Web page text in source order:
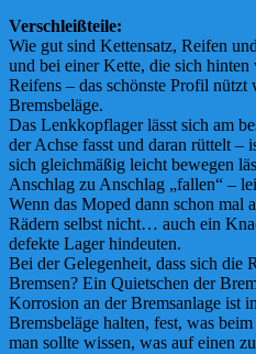
Verschleißteile:
Wie gut sind Kettensatz, Reifen
und bei einer Kette, die sich
Reifens – das schönste Profil
Bremsbeläge.
Das Lenkkopflager lässt sich am
der Achse fasst und daran rüttelt –
sich gleichmäßig leicht bewegen
Anschlag zu Anschlag „fallen“ –
Wenn das Moped dann schon mal
Rädern selbst nicht… auch ein
defekte Lager hindeuten.
Bei der Gelegenheit, dass sich die
Bremsen? Ein Quietschen der
Korrosion an der Bremsanlage ist
Bremsbeläge halten, fest, was
man sollte wissen, was auf einen